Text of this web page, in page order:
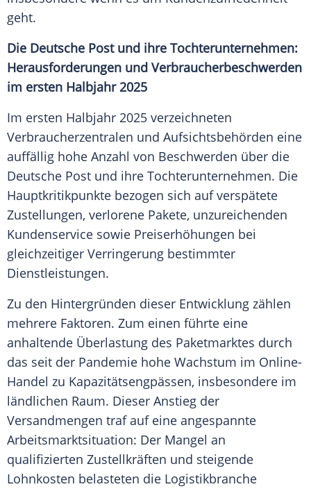
geht.
Die Deutsche Postund ihre Tochterunternehmen:
Herausforderungen und Verbraucherbeschwerden
im ersten Halbjahr 2025
Im ersten Halbjahr 2025 verzeichneten
Verbraucherzentralen und Aufsichtsbehörden eine
auffällig hohe Anzahl von Beschwerden über die
Deutsche Post und ihre Tochterunternehmen. Die
Hauptkritikpunkte bezogen sich auf verspätete
Zustellungen, verlorene Pakete, unzureichenden
Kundenservice sowie Preiserhöhungen bei
gleichzeitiger Verringerung bestimmter
Dienstleistungen.
Zu den Hintergründen dieser Entwicklung zählen
mehrere Faktoren. Zum einen führte eine
anhaltende Überlastung des Paketmarktes durch
das seit der Pandemie hohe Wachstum im Online-
Handel zu Kapazitätsengpässen, insbesondere im
ländlichen Raum. Dieser Anstieg der
Versandmengen traf auf eine angespannte
Arbeitsmarktsituation: Der Mangel an
qualifizierten Zustellkräften und steigende
Lohnkosten belasteten die Logistikbranche